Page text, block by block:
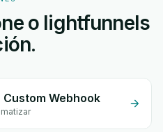
o lightfunnels
Custom Webhook